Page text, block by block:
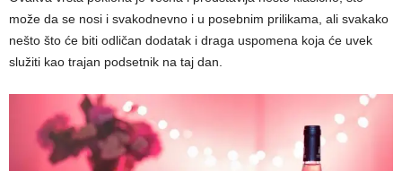
može da se nosi i svakodnevno i u posebnim prilikama, ali svakako
nešto što će biti odličan dodatak i draga uspomena koja će uvek
služiti kao trajan podsetnik na taj dan.